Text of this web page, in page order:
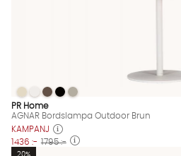
AGNAR Bordslampa Outdoor
AGNAR Bordslampa Outdoor Brun
AGNAR Bordslampa Outdoor Brun
AGNAR Bordslampa Outdoor Brun
AGNAR Bordslampa Outdoor Brun
AGNAR Bordslampa Outdoor Brun
PR Home
AGNAR Bordslampa Outdoor Brun
KAMPANJ
1436 :- 1795 :-